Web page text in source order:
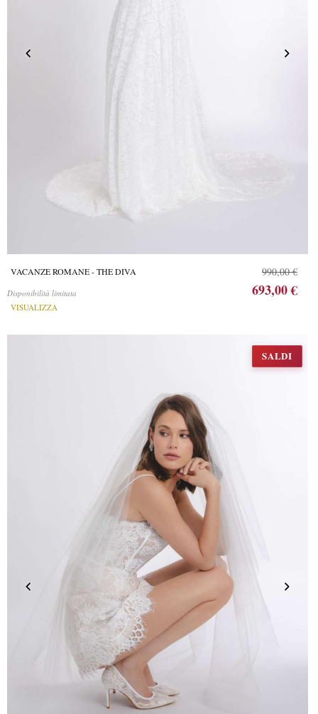
VACANZE ROMANE - THE DIVA
Disponibilità limitata
VISUALIZZA
990,00 €
693,00 €
SALDI